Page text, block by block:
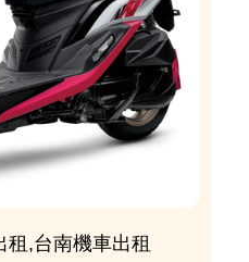
,台南機車出租